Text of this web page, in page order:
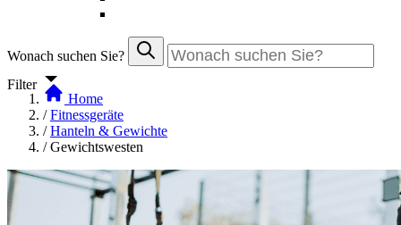
Wonach suchen Sie?
Filter
Home
/ Fitnessgeräte
/ Hanteln & Gewichte
/ Gewichtswesten